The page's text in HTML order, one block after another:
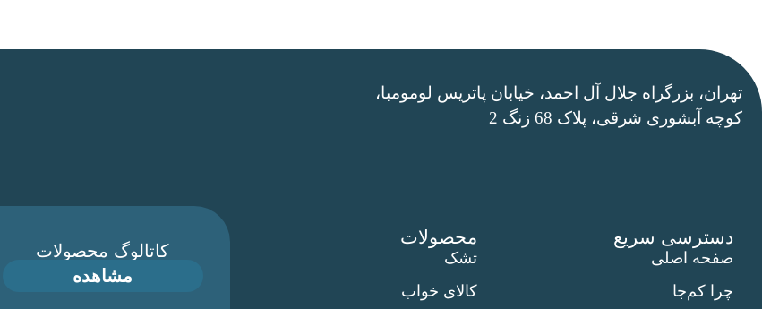
تهران، بزرگراه جلال آل احمد، خیابان پاتریس لومومبا،
کوچه آبشوری شرقی، پلاک 68 زنگ 2
دسترسی سریع
صفحه اصلی
چرا کم‌جا
محصولات
تشک
کالای خواب
کاتالوگ محصولات
مشاهده